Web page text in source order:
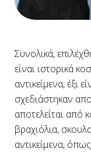
Συνολικά,
είναι ιστορικά
αντικείμενα, έξι
σχεδιάστηκαν
αποτελείται από
βραχιόλια,
αντικείμενα,